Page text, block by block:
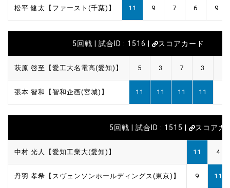
松平 健太【ファースト(千葉)】 11 9 7 6 9
5回戦 | 試合ID : 1516 | スコアカード
萩原 啓至【愛工大名電高(愛知)】 5 3 7 3
張本 智和【智和企画(宮城)】 11 11 11 11
5回戦 | 試合ID : 1515 | スコアカ
中村 光人【愛知工業大(愛知)】 11 4
丹羽 孝希【スヴェンソンホールディングス(東京)】 9 11